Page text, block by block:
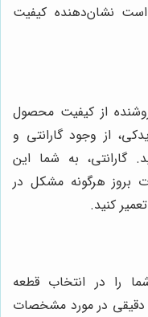
نشان‌دهنده کیفیت
از کیفیت محصول
از وجود گارانتی و
گارانتی، به شما این
بروز هرگونه مشکل در
کنید.
را در انتخاب قطعه
دقیقی در مورد مشخصات